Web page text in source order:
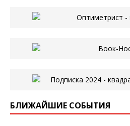
БЛИЖАЙШИЕ СОБЫТИЯ